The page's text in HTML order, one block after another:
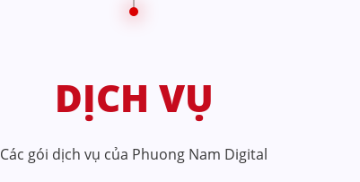
DỊCH VỤ
Các gói dịch vụ của Phuong Nam Digital